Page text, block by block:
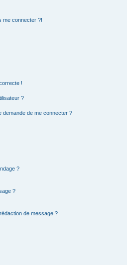
me connecter ?!
!
?
demande de me connecter ?
?
?
de message ?